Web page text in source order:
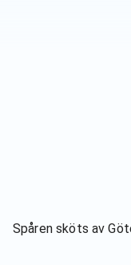
Spåren sköts av